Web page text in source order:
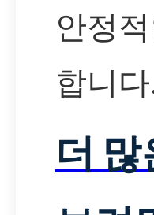
안정
합니
더